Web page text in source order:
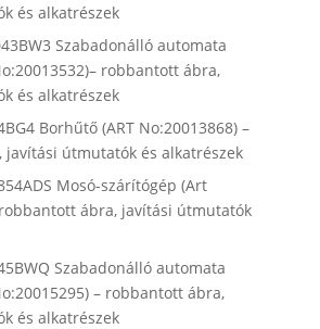
és alkatrészek
Szabadonálló automata
robbantott ábra,
és alkatrészek
Borhűtő (ART No:20013868) –
útmutatók és alkatrészek
Mosó-szárítógép (Art
ábra, javítási útmutatók
Szabadonálló automata
– robbantott ábra,
és alkatrészek